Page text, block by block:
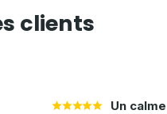
clients
Un